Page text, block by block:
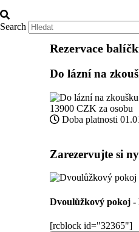
Search
Rezervace
Do lázní na
13900 CZK za osobu
Doba platnosti
Zarezervujte si
Dvoulůžkový pokoj
[rcblock id="32365"]